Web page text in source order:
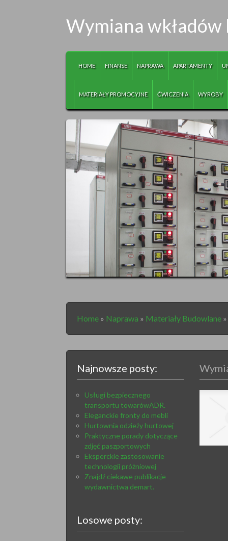
Wymiana
HOME FINANSE NAPRAWA APARTAMENTY
MATERIAŁY PROMOCYJNE ĆWICZENIA WYROBY
Home » Naprawa » Materiały Budowlane »
Najnowsze posty:
Usługi bezpiecznego
transportu towarówADR.
Eleganckie fronty do mebli
Hurtownia odzieży hurtowej
Praktyczne porady dotyczące
zdjęć paszportowych
Eksperckie zastosowanie
technologii próżniowej
Znajdź ciekawe publikacje
wydawnictwa demart.
Losowe posty: